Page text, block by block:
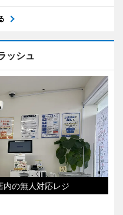
ッシュ
内の無人対応レジ